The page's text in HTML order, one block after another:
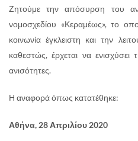
Ζητούμε την απόσυρση του
νομοσχεδίου «Κεραμέως», το
κοινωνία έγκλειστη και την
καθεστώς, έρχεται να ενισχύσει
ανισότητες.
Η αναφορά όπως κατατέθηκε:
Αθήνα, 28 Απριλίου 2020